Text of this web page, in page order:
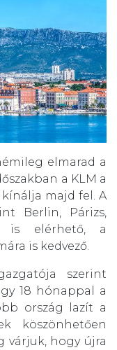
elmarad a
a KLM a
kínálja majd fel. A
Berlin, Párizs,
is elérhető, a
is kedvező.
szerint
18 hónappal a
ország lazít a
köszönhetően
várjuk, hogy újra